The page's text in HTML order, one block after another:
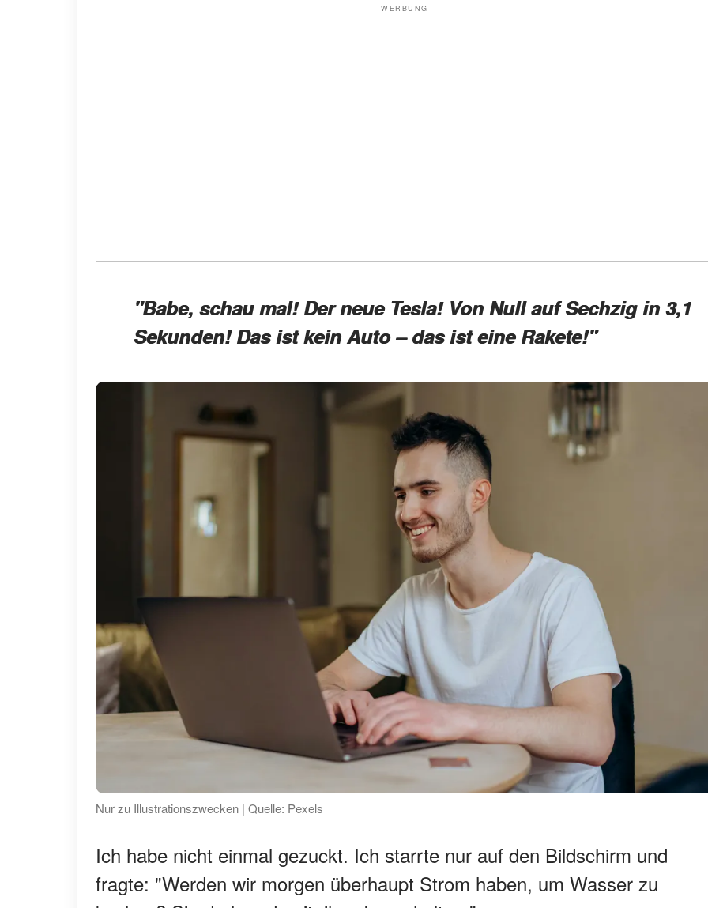
WERBUNG
"Babe, schau mal! Der neue Tesla! Von Null auf Sechzig in 3,1
Sekunden! Das ist kein Auto – das ist eine Rakete!"
Nur zu Illustrationszwecken | Quelle: Pexels
Ich habe nicht einmal gezuckt. Ich starrte nur auf den Bildschirm und
fragte: "Werden wir morgen überhaupt Strom haben, um Wasser zu